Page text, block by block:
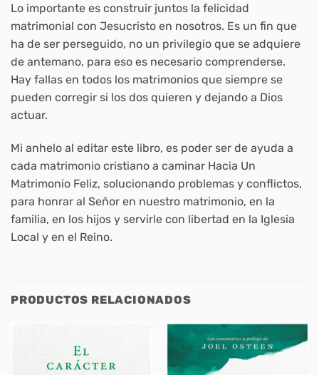
Lo importante es construir juntos la felicidad
matrimonial con Jesucristo en nosotros. Es un fin que
ha de ser perseguido, no un privilegio que se adquiere
de antemano, para eso es necesario comprenderse.
Hay fallas en todos los matrimonios que siempre se
pueden corregir si los dos quieren y dejando a Dios
actuar.
Mi anhelo al editar este libro, es poder ser de ayuda a
cada matrimonio cristiano a caminar Hacia Un
Matrimonio Feliz, solucionando problemas y conflictos,
para honrar al Señor en nuestro matrimonio, en la
familia, en los hijos y servirle con libertad en la Iglesia
Local y en el Reino.
PRODUCTOS RELACIONADOS